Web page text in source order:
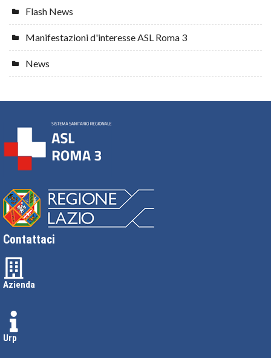
Flash News
Manifestazioni d'interesse ASL Roma 3
News
Contattaci
Azienda
Urp